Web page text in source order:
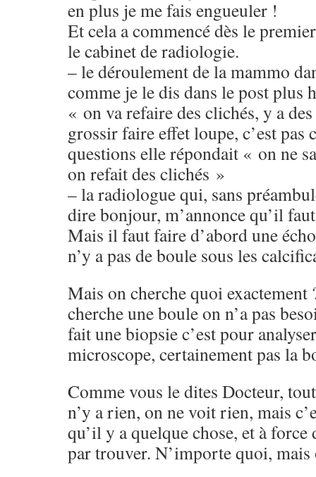
en plus je me fais engueuler !
Et cela a commencé dès le
le cabinet de radiologie.
– le déroulement de la mammo
comme je le dis dans le post plus
« on va refaire des clichés, y a
grossir faire effet loupe, c’est pas
questions elle répondait « on ne
on refait des clichés »
– la radiologue qui, sans
dire bonjour, m’annonce qu’il
Mais il faut faire d’abord une
n’y a pas de boule sous les
Mais on cherche quoi exactement
cherche une boule on n’a pas
fait une biopsie c’est pour
microscope, certainement pas la
Comme vous le dites Docteur,
n’y a rien, on ne voit rien, mais
qu’il y a quelque chose, et à
par trouver. N’importe quoi,